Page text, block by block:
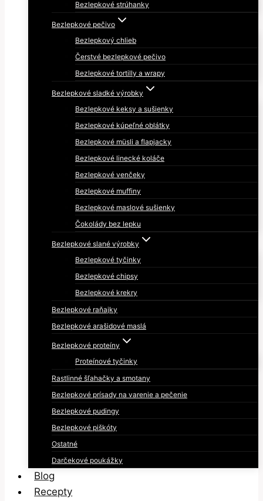
Bezlepkové strúhanky
Bezlepkové pečivo
Bezlepkový chlieb
Čerstvé bezlepkové pečivo
Bezlepkové tortilly a wrapy
Bezlepkové sladké výrobky
Bezlepkové keksy a sušienky
Bezlepkové kúpeľné oblátky
Bezlepkové müsli a flapjacky
Bezlepkové linecké koláče
Bezlepkové venčeky
Bezlepkové muffiny
Bezlepkové maslové sušienky
Čokolády bez lepku
Bezlepkové slané výrobky
Bezlepkové tyčinky
Bezlepkové chipsy
Bezlepkové krekry
Bezlepkové raňajky
Bezlepkové arašidové maslá
Bezlepkové proteíny
Proteínové tyčinky
Rastlinné šľahačky a smotany
Bezlepkové prísady na varenie a pečenie
Bezlepkové pudingy
Bezlepkové piškóty
Ostatné
Darčekové poukážky
Blog
Recepty